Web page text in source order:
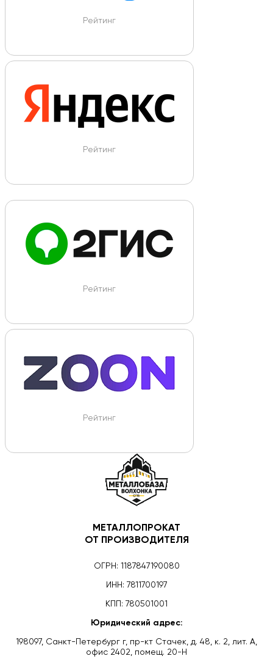
Рейтинг
Рейтинг
Рейтинг
Рейтинг
МЕТАЛЛОПРОКАТ
ОТ ПРОИЗВОДИТЕЛЯ
ОГРН: 1187847190080
ИНН: 7811700197
КПП: 780501001
Юридический адрес:
198097, Санкт-Петербург г, пр-кт Стачек, д. 48, к. 2, лит. А,
офис 2402, помещ. 20-Н